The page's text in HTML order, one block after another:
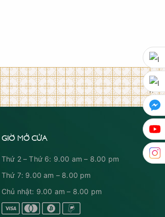
GIỜ MỞ CỬA
Thứ 2 – Thứ 6: 9.00 am – 8.00 pm
Thứ 7: 9.00 am – 8.00 pm
Chủ nhật: 9.00 am – 8.00 pm